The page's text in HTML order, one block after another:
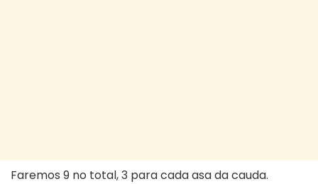
Faremos 9 no total, 3 para cada asa da cauda.